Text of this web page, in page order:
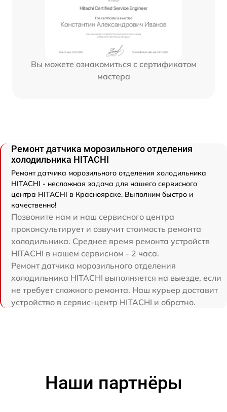
Вы можете ознакомиться с сертификатом
мастера
Ремонт датчика морозильного отделения
холодильника HITACHI
Ремонт датчика морозильного отделения холодильника
HITACHI - несложная задача для нашего сервисного
центра HITACHI в Красноярске. Выполним быстро и
качественно!
Позвоните нам и наш сервисного центра
проконсультирует и озвучит стоимость ремонта
холодильника. Среднее время ремонта устройств
HITACHI в нашем сервисном - 2 часа.
Ремонт датчика морозильного отделения
холодильника HITACHI выполняется на выезде, если
не требует сложного ремонта. Наш курьер доставит
устройство в сервис-центр HITACHI и обратно.
Наши партнёры